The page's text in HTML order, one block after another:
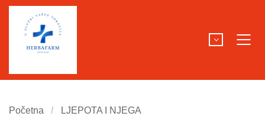
Početna
LJEPOTA I NJEGA